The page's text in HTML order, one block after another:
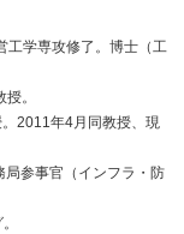
工学専攻修了。博士（工
。
2011年4月同教授、現
参事官（インフラ・防